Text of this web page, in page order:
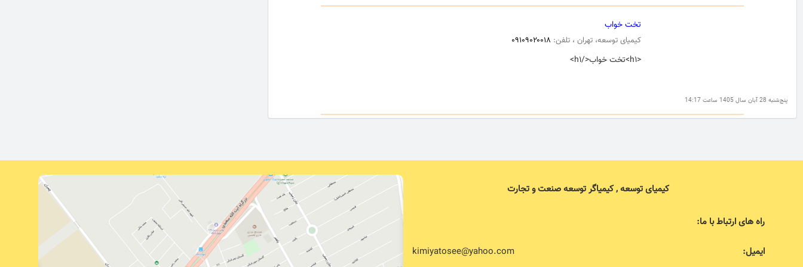
پنج‌شنبه 28 آبان سال 1405 ساعت 14:17
تخت خواب
کیمیای توسعه، تهران ، تلفن: ۰۹۱۰۹۰۲۰۰۱۸
<h۱>تخت خواب</h۱>
کیمیای توسعه , کیمیاگر توسعه صنعت و تجارت
راه های ارتباط با ما:
ایمیل: kimiyatosee@yahoo.com